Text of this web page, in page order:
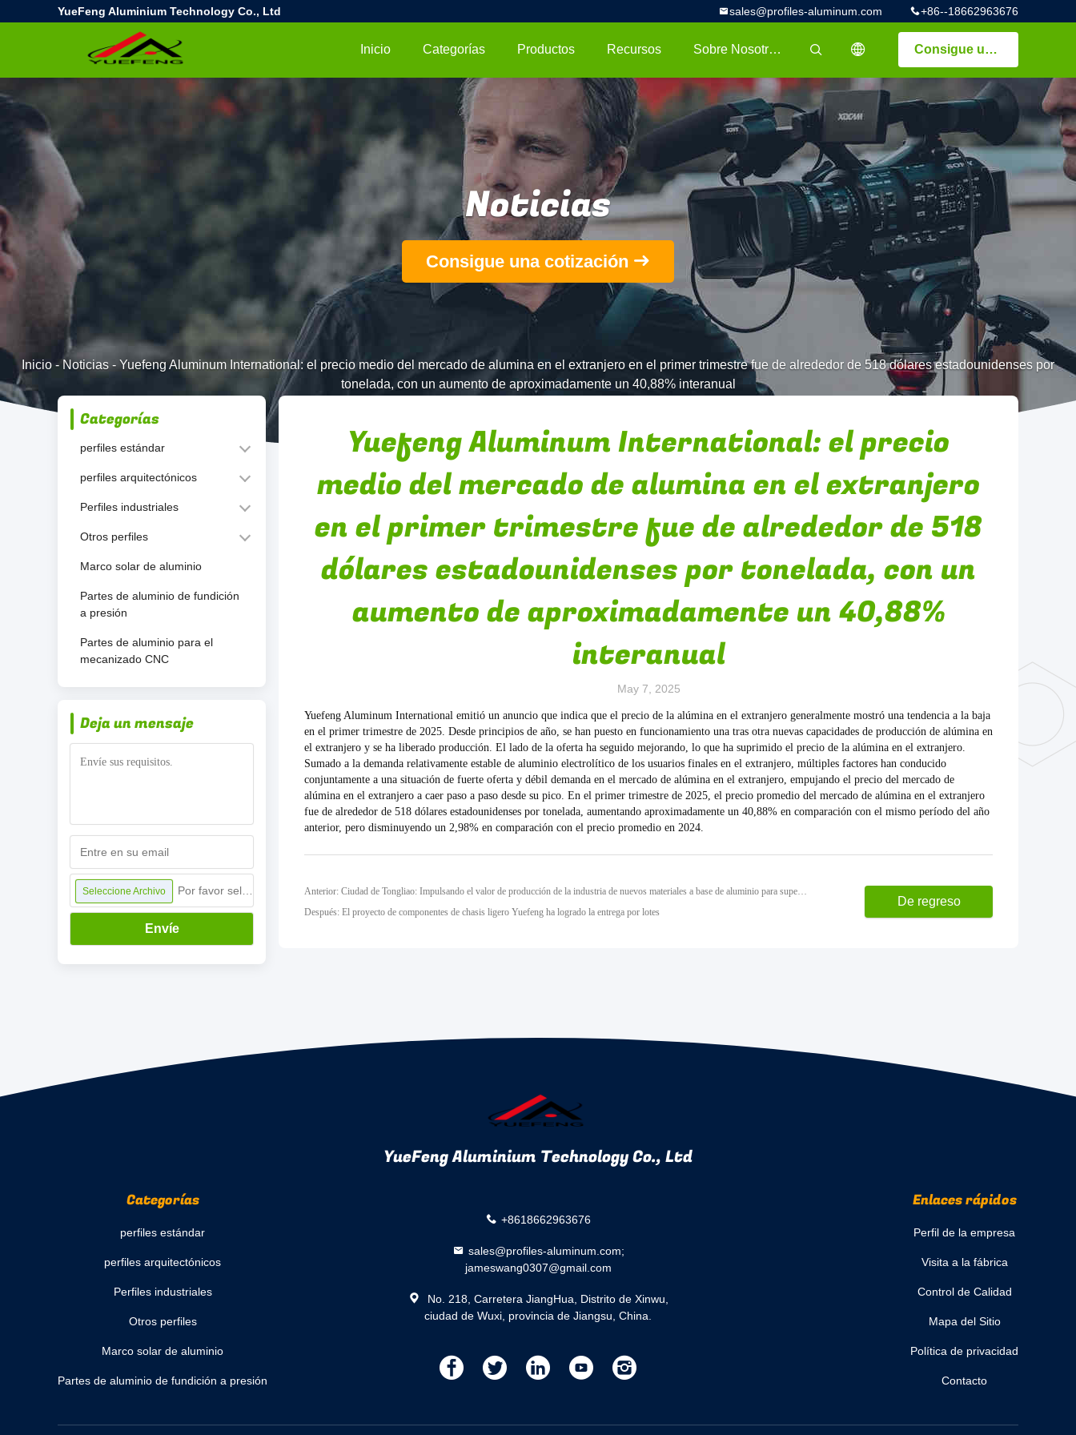
YueFeng Aluminium Technology Co., Ltd +86--18662963676
sales@profiles-aluminum.com
Consigue una cotización
描述
Inicio Categorías Productos Recursos Sobre Nosotros
Noticias
Consigue una cotización
Inicio - Noticias - Yuefeng Aluminum International: el precio medio del mercado de alumina en el extranjero en el primer trimestre fue de alrededor de 518 dólares estadounidenses por
tonelada, con un aumento de aproximadamente un 40,88% interanual
Categorías
perfiles estándar
perfiles arquitectónicos
Perfiles industriales
Otros perfiles
Marco solar de aluminio
Partes de aluminio de fundición
a presión
Partes de aluminio para el
mecanizado CNC
Deja un mensaje
Seleccione Archivo
Envíe
Yuefeng Aluminum International: el precio
medio del mercado de alumina en el extranjero
en el primer trimestre fue de alrededor de 518
dólares estadounidenses por tonelada, con un
aumento de aproximadamente un 40,88%
interanual
May 7, 2025
Yuefeng Aluminum International emitió un anuncio que indica que el precio de la alúmina en el extranjero generalmente mostró una tendencia a la baja
en el primer trimestre de 2025. Desde principios de año, se han puesto en funcionamiento una tras otra nuevas capacidades de producción de alúmina en
el extranjero y se ha liberado producción. El lado de la oferta ha seguido mejorando, lo que ha suprimido el precio de la alúmina en el extranjero.
Sumado a la demanda relativamente estable de aluminio electrolítico de los usuarios finales en el extranjero, múltiples factores han conducido
conjuntamente a una situación de fuerte oferta y débil demanda en el mercado de alúmina en el extranjero, empujando el precio del mercado de
alúmina en el extranjero a caer paso a paso desde su pico. En el primer trimestre de 2025, el precio promedio del mercado de alúmina en el extranjero
fue de alrededor de 518 dólares estadounidenses por tonelada, aumentando aproximadamente un 40,88% en comparación con el mismo período del año
anterior, pero disminuyendo un 2,98% en comparación con el precio promedio en 2024.
Anterior: Ciudad de Tongliao: Impulsando el valor de producción de la industria de nuevos materiales a base de aluminio para superar los 100 mil millones de yuanes
Después: El proyecto de componentes de chasis ligero Yuefeng ha logrado la entrega por lotes
De regreso
YueFeng Aluminium Technology Co., Ltd
Categorías
perfiles estándar
perfiles arquitectónicos
Perfiles industriales
Otros perfiles
Marco solar de aluminio
Partes de aluminio de fundición a presión
+8618662963676
sales@profiles-aluminum.com;
jameswang0307@gmail.com
No. 218, Carretera JiangHua, Distrito de Xinwu,
ciudad de Wuxi, provincia de Jiangsu, China.
Enlaces rápidos
Perfil de la empresa
Visita a la fábrica
Control de Calidad
Mapa del Sitio
Política de privacidad
Contacto